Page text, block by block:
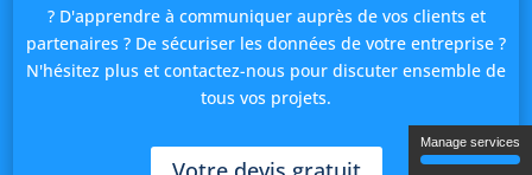
? D'apprendre à communiquer auprès de vos clients et
partenaires ? De sécuriser les données de votre entreprise ?
N'hésitez plus et contactez-nous pour discuter ensemble de
tous vos projets.
Manage services